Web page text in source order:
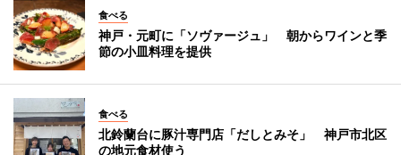
食べる
神戸・元町に「ソヴァージュ」 朝からワインと季
節の小皿料理を提供
食べる
北鈴蘭台に豚汁専門店「だしとみそ」 神戸市北区
の地元食材使う